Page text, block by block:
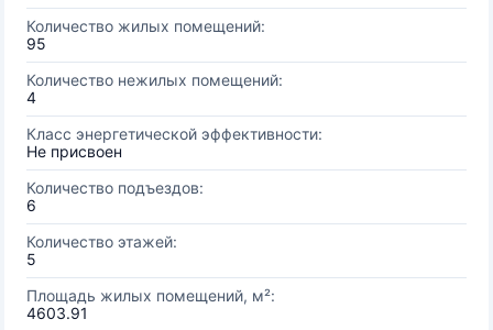
Количество жилых помещений:
95
Количество нежилых помещений:
4
Класс энергетической эффективности:
Не присвоен
Количество подъездов:
6
Количество этажей:
5
Площадь жилых помещений, м²:
4603.91